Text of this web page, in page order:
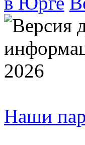
2026
Наши